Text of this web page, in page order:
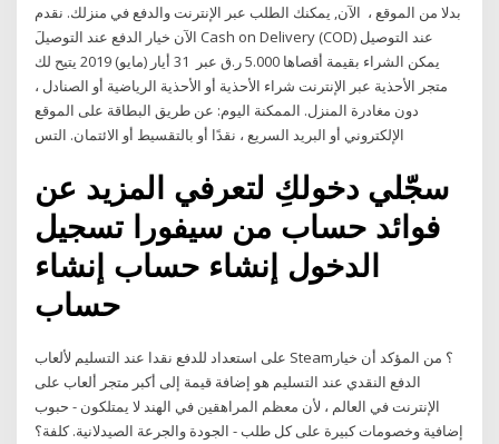
بدلا من الموقع ، الآن, يمكنك الطلب عبر الإنترنت والدفع في منزلك. نقدم
الآن خيار الدفع عند التوصيلَ Cash on Delivery (COD) عند التوصيل
يمكن الشراء بقيمة أقصاها 5.000 ر.ق عبر 31 أيار (مايو) 2019 يتيح لك
متجر الأحذية عبر الإنترنت شراء الأحذية أو الأحذية الرياضية أو الصنادل ،
دون مغادرة المنزل. الممكنة اليوم: عن طريق البطاقة على الموقع
الإلكتروني أو البريد السريع ، نقدًا أو بالتقسيط أو الائتمان. التس
سجّلي دخولكِ لتعرفي المزيد عن
فوائد حساب من سيفورا تسجيل
الدخول إنشاء حساب إنشاء
حساب
على استعداد للدفع نقدا عند التسليم لألعاب Steam؟ من المؤكد أن خيار
الدفع النقدي عند التسليم هو إضافة قيمة إلى أكبر متجر ألعاب على
الإنترنت في العالم ، لأن معظم المراهقين في الهند لا يمتلكون - حبوب
إضافية وخصومات كبيرة على كل طلب - الجودة والجرعة الصيدلانية. كلفة؟